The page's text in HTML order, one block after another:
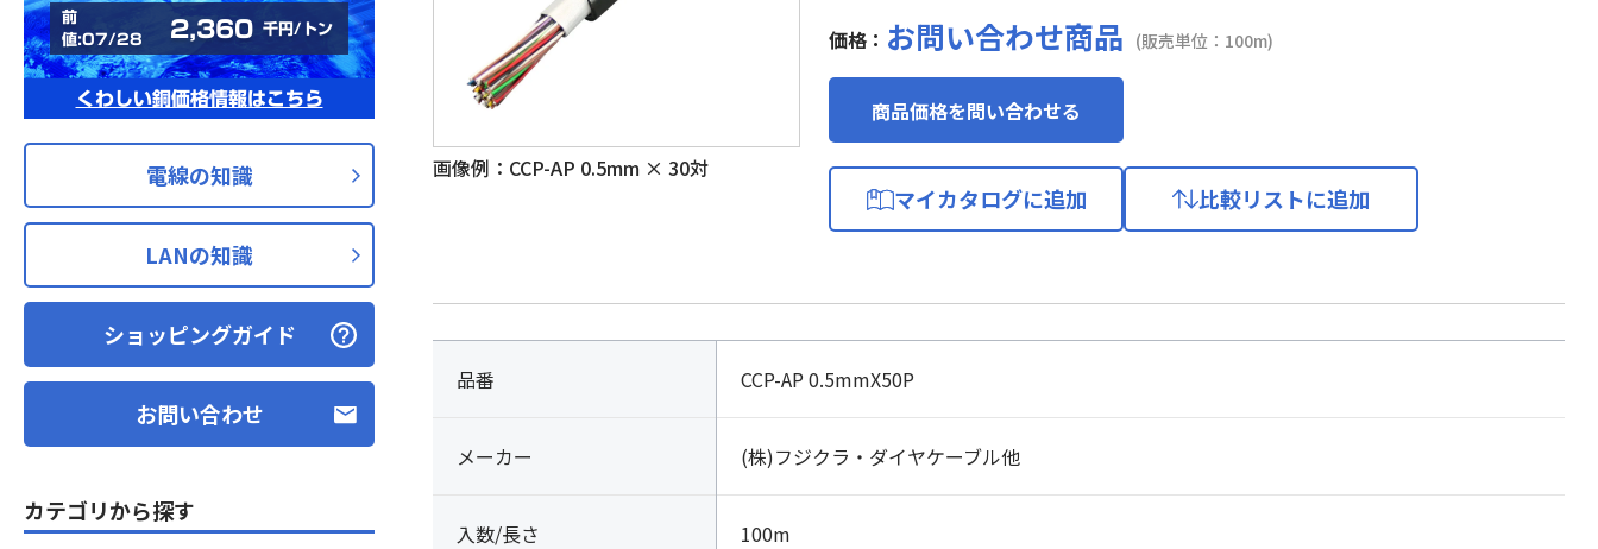
前
値:07/28
2,360 千円/トン
くわしい銅価格情報はこちら
電線の知識
LANの知識
ショッピングガイド
お問い合わせ
カテゴリから探す
画像例：CCP-AP 0.5mm × 30対
価格： お問い合わせ商品 (販売単位：100m)
商品価格を問い合わせる
マイカタログに追加 比較リストに追加
品番 CCP-AP 0.5mmX50P
メーカー (株)フジクラ・ダイヤケーブル他
入数/長さ 100m